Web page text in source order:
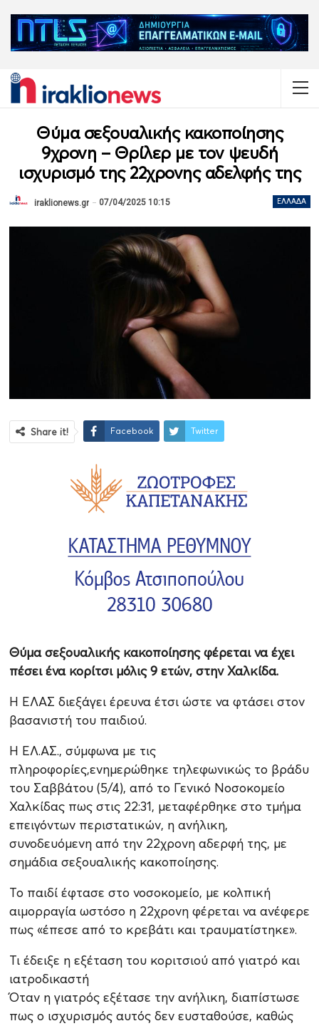
Θύμα σεξουαλικής κακοποίησης
9χρονη – Θρίλερ με τον ψευδή
ισχυρισμό της 22χρονης αδελφής της
ΕΛΛΆΔΑ
iraklionews.gr 07/04/2025 10:15
Share it! Facebook Twitter
Θύμα σεξουαλικής κακοποίησης φέρεται να έχει
πέσει ένα κορίτσι μόλις 9 ετών, στην Χαλκίδα.
Η ΕΛΑΣ διεξάγει έρευνα έτσι ώστε να φτάσει στον
βασανιστή του παιδιού.
Η ΕΛ.ΑΣ., σύμφωνα με τις
πληροφορίες,ενημερώθηκε τηλεφωνικώς το βράδυ
του Σαββάτου (5/4), από το Γενικό Νοσοκομείο
Χαλκίδας πως στις 22:31, μεταφέρθηκε στο τμήμα
επειγόντων περιστατικών, η ανήλικη,
συνοδευόμενη από την 22χρονη αδερφή της, με
σημάδια σεξουαλικής κακοποίησης.
Το παιδί έφτασε στο νοσοκομείο, με κολπική
αιμορραγία ωστόσο η 22χρονη φέρεται να ανέφερε
πως «έπεσε από το κρεβάτι και τραυματίστηκε».
Τι έδειξε η εξέταση του κοριτσιού από γιατρό και
ιατροδικαστή
Όταν η γιατρός εξέτασε την ανήλικη, διαπίστωσε
πως ο ισχυρισμός αυτός δεν ευσταθούσε, καθώς